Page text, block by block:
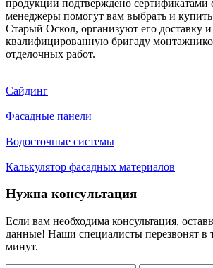
продукции подтверждено сертификатами
менеджеры помогут вам выбрать и
Старый Оскол, организуют его доставку
квалифицированную бригаду
отделочных работ.
Сайдинг
Фасадные панели
Водосточные системы
Калькулятор фасадных материалов
Нужна консультация
Если вам необходима консультация,
данные! Наши специалисты перезвонят в
минут.